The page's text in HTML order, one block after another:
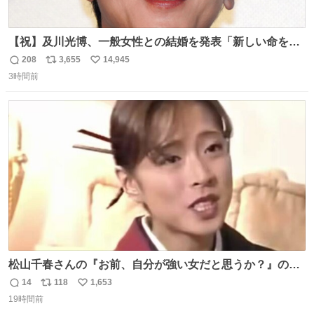
【祝】及川光博、一般女性との結婚を発表「新しい命を授
かっております」 news.livedoor.com/lite/article_d…
「私、及川光博はこの度、交際しておりました方と入籍い
も変わらず俳優として、ミッチーとして、努力し精進して
参ります」とつづった。
返
信
208
リ
3,655
い
14,945
3時間前
松山千春さんの『お前、自分が強い女だと思うか？』の一
言で… 中森明菜さんが思わず本音をこぼす瞬間😭
返
信
14
リ
ポ
118
い
1,653
19時間前